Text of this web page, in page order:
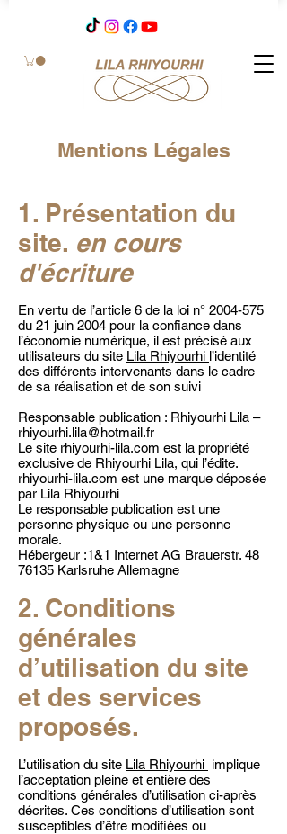
Mentions Légales
1. Présentation du
site. en cours
d'écriture
En vertu de l’article 6 de la loi n° 2004-575
du 21 juin 2004 pour la confiance dans
l’économie numérique, il est précisé aux
utilisateurs du site Lila Rhiyourhi l’identité
des différents intervenants dans le cadre
de sa réalisation et de son suivi
Responsable publication : Rhiyourhi Lila –
rhiyourhi.lila@hotmail.fr
Le site rhiyourhi-lila.com est la propriété
exclusive de Rhiyourhi Lila, qui l’édite.
rhiyourhi-lila.com est une marque déposée
par Lila Rhiyourhi
Le responsable publication est une
personne physique ou une personne
morale.
Hébergeur :1&1 Internet AG Brauerstr. 48
76135 Karlsruhe Allemagne
2. Conditions
générales
d’utilisation du site
et des services
proposés.
L’utilisation du site Lila Rhiyourhi implique
l’acceptation pleine et entière des
conditions générales d’utilisation ci-après
décrites. Ces conditions d’utilisation sont
susceptibles d’être modifiées ou